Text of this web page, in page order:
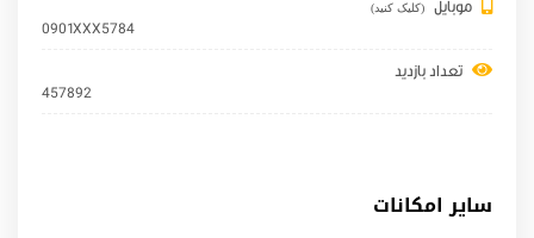
موبایل (کلیک کنید)
0901XXX5784
تعداد بازدید
457892
سایر امکانات